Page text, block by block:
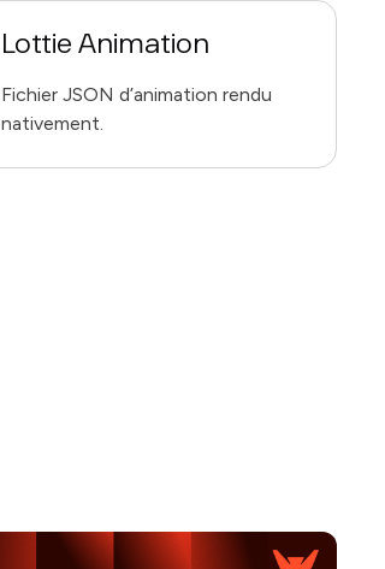
Lottie Animation
Fichier JSON d’animation rendu
nativement.